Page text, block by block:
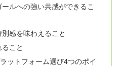
ルへの強い共感ができるこ
感を味わえること
こと
ットフォーム選び4つのポイ